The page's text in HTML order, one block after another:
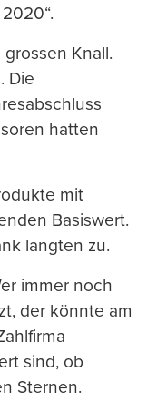
grossen Knall.
Die
hatten
mit
Basiswert.
langten zu.
immer noch
der könnte am
sind, ob
Sternen.